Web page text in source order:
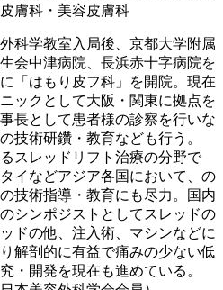
膚科・美容皮膚科
科学教室入局後、京都大学附属
会中津病院、長浜赤十字病院を
「はもり皮フ科」を開院。現在
ックとして大阪・関東に拠点を
長として患者様の診察を行いな
技術研鑽・教育なども行う。
スレッドリフト治療の分野で
イなどアジア各国において、の
技術指導・教育にも尽力。国内
シンポジストとしてスレッドの
ドの他、注入術、マシンなどに
解剖的に有益で痛みの少ない低
・開発を現在も進めている。